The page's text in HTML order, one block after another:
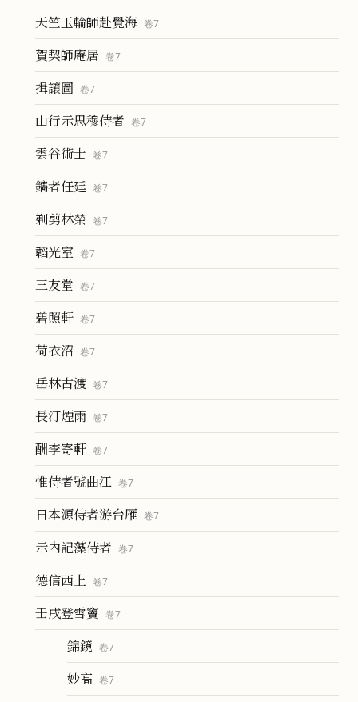
天竺玉輪師赴覺海 卷7
賀契師庵居 卷7
揖讓圖 卷7
山行示思穆侍者 卷7
雲谷術士 卷7
鐫者任廷 卷7
剃剪林榮 卷7
韜光室 卷7
三友堂 卷7
碧照軒 卷7
荷衣沼 卷7
岳林古渡 卷7
長汀煙雨 卷7
酬李寄軒 卷7
惟侍者號曲江 卷7
日本源侍者游台雁 卷7
示內記藻侍者 卷7
德信西上 卷7
壬戌登雪竇 卷7
錦鏡 卷7
妙高 卷7